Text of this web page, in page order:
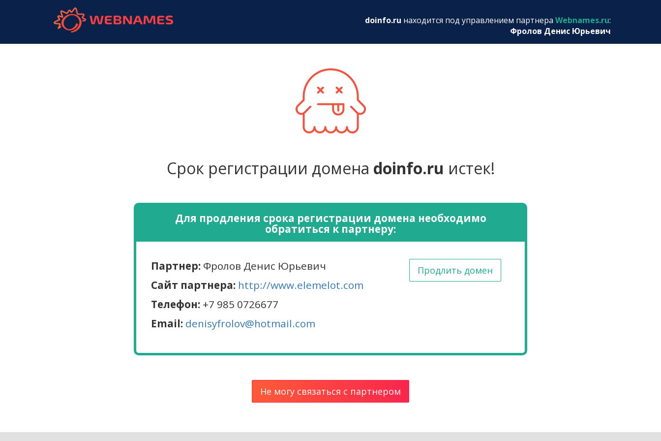
doinfo.ru находится под управлением партнера Webnames.ru:
Фролов Денис Юрьевич
Срок регистрации домена doinfo.ru истек!
Для продления срока регистрации домена необходимо
обратиться к партнеру:
Партнер: Фролов Денис Юрьевич
Сайт партнера: http://www.elemelot.com
Телефон: +7 985 0726677
Email: denisyfrolov@hotmail.com
Продлить домен
Не могу связаться с партнером